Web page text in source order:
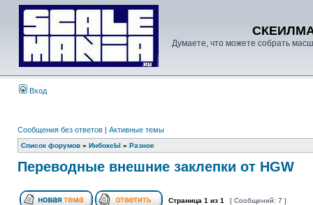
Думаете, что можете собрать
Вход
Сообщения без ответов | Активные темы
Список форумов » ИнбоксЫ » Разное
Переводные внешние заклепки от HGW
Страница 1 из 1 [ Сообщений: 7 ]